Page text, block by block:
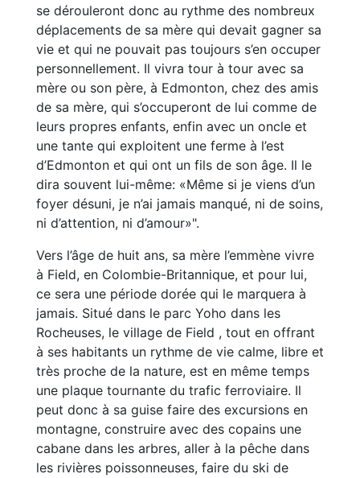
se dérouleront donc au rythme des nombreux
déplacements de sa mère qui devait gagner sa
vie et qui ne pouvait pas toujours s’en occuper
personnellement. Il vivra tour à tour avec sa
mère ou son père, à Edmonton, chez des amis
de sa mère, qui s’occuperont de lui comme de
leurs propres enfants, enfin avec un oncle et
une tante qui exploitent une ferme à l’est
d’Edmonton et qui ont un fils de son âge. Il le
dira souvent lui-même: «Même si je viens d’un
foyer désuni, je n’ai jamais manqué, ni de soins,
ni d’attention, ni d’amour»".
Vers l’âge de huit ans, sa mère l’emmène vivre
à Field, en Colombie-Britannique, et pour lui,
ce sera une période dorée qui le marquera à
jamais. Situé dans le parc Yoho dans les
Rocheuses, le village de Field , tout en offrant
à ses habitants un rythme de vie calme, libre et
très proche de la nature, est en même temps
une plaque tournante du trafic ferroviaire. Il
peut donc à sa guise faire des excursions en
montagne, construire avec des copains une
cabane dans les arbres, aller à la pêche dans
les rivières poissonneuses, faire du ski de